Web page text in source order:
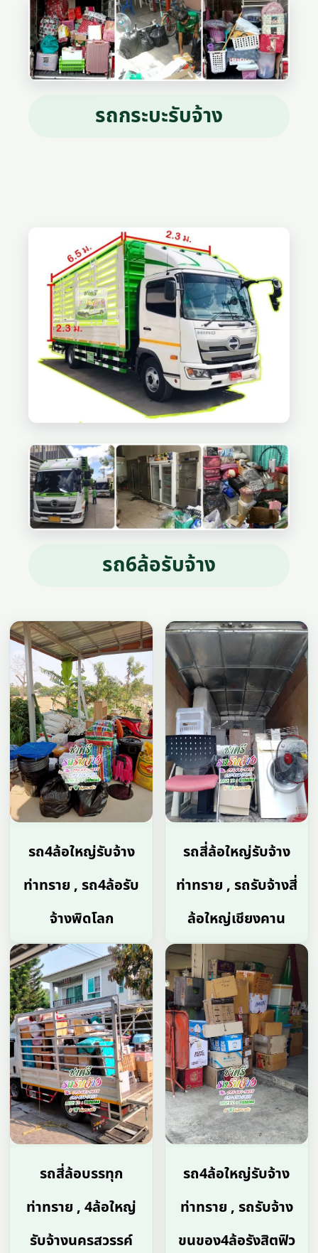
รถกระบะรับจ้าง
รถ6ล้อรับจ้าง
รถ4ล้อใหญ่รับจ้าง
ท่าทราย , รถ4ล้อรับ
จ้างพิดโลก
รถสี่ล้อใหญ่รับจ้าง
ท่าทราย , รถรับจ้างสี่
ล้อใหญ่เชียงคาน
รถสี่ล้อบรรทุก
ท่าทราย , 4ล้อใหญ่
รับจ้างนครสวรรค์
รถ4ล้อใหญ่รับจ้าง
ท่าทราย , รถรับจ้าง
ขนของ4ล้อรังสิตฟิว